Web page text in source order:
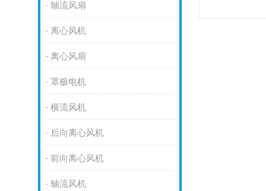
轴流风扇
离心风机
离心风扇
罩极电机
横流风机
后向离心风机
前向离心风机
轴流风机